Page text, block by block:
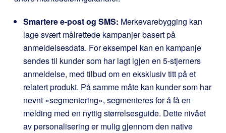
Smartere e-post og SMS: Merkevarebygging kan
lage svært målrettede kampanjer basert på
anmeldelsesdata. For eksempel kan en kampanje
sendes til kunder som har lagt igjen en 5-stjerners
anmeldelse, med tilbud om en eksklusiv titt på et
relatert produkt. På samme måte kan kunder som har
nevnt «segmentering», segmenteres for å få en
melding med en nyttig størrelsesguide. Dette nivået
av personalisering er mulig gjennom den native